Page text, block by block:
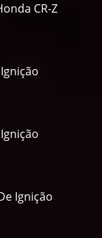
CR-Z
Ignição